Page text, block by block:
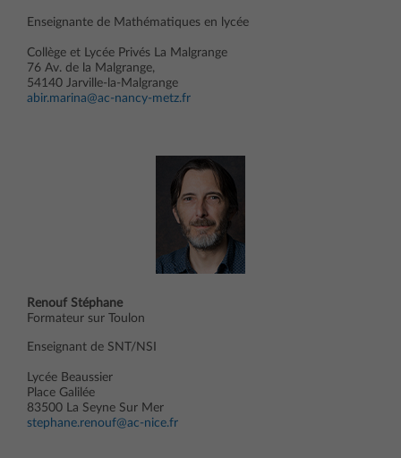
Enseignante de Mathématiques en lycée
Collège et Lycée Privés La Malgrange
76 Av. de la Malgrange,
54140 Jarville-la-Malgrange
abir.marina@ac-nancy-metz.fr
Renouf Stéphane
Formateur sur Toulon
Enseignant de SNT/NSI
Lycée Beaussier
Place Galilée
83500 La Seyne Sur Mer
stephane.renouf@ac-nice.fr